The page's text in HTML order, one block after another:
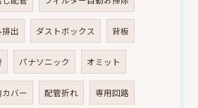
出 ダストボックス 背板
パナソニック オミット
バー 配管折れ 専用回路